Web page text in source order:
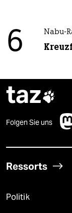
6 Nabu-
taz
Folgen Sie uns
Ressorts
Politik